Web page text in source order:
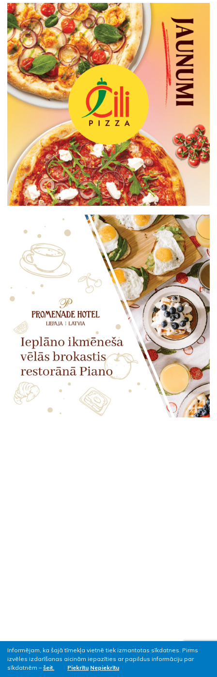
Informējam, ka šajā tīmekļa vietnē tiek izmantotas sīkdatnes. Pirms
izvēles izdarīšanas aicinām iepazīties ar papildus informāciju par
sīkdatnēm – šeit. Piekrītu Nepiekrītu
Lasītākie raksti